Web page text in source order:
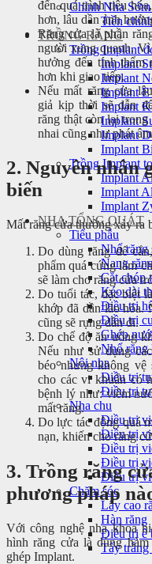
Chỉnh Nha
Tiền
TRỒNG RĂNG
Trồng Implant
Implant
Implant
Implant
Implant
Implant
Implant
Implant
Trồng Implant
Implant
Implant
Implant
NHA TỔNG QUÁT
Tiểu phẫu
Nhổ răng
Nang
Cắt chóp
Kéo dài
Điều trị
Điều trị
Ghép
Nhổ răng
Nội nha
Điều trị
Điều trị
Nha chu
Điều trị
Điều trị
Điều trị
Điều trị
Điều trị
Chăm sóc
Lấy cao
Hàn răng
Điều trị ê
Tẩy trắng
đến quá trình tiêu
hơn, lâu dần ảnh
Răng cửa là phần
người xung quanh. Vì
hưởng đến tính thẩm
hơn khi giao tiếp.
Nếu mất răng cửa
giả kịp thời sẽ dẫn
răng thật còn lại
nhai cũng như phát
2. Nguyên nhân
biến
Mất răng cửa thường xảy ra
Do dùng răng để
phẩm quá cứng làm
sẽ làm cho răng cửa
Do tuổi tác, đặc biệt
khớp đã dần lão hóa.
cũng sẽ rụng dần đi.
Do chế độ ăn uống
Nếu như sử dụng
béo nhưng không vệ
cho các vi khuẩn có
bệnh lý như: viêm
mất răng.
Do lực tác động quá
nạn, khiến cho răng
3. Trồng răng
phương pháp
Với công nghệ nha khoa
hình răng cửa là dùng
ghép Implant.